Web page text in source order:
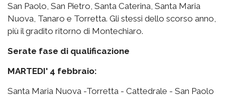
San Paolo, San Pietro, Santa Caterina, Santa Maria
Nuova, Tanaro e Torretta. Gli stessi dello scorso anno,
più il gradito ritorno di Montechiaro.
Serate fase di qualificazione
MARTEDI' 4 febbraio:
Santa Maria Nuova -Torretta - Cattedrale - San Paolo